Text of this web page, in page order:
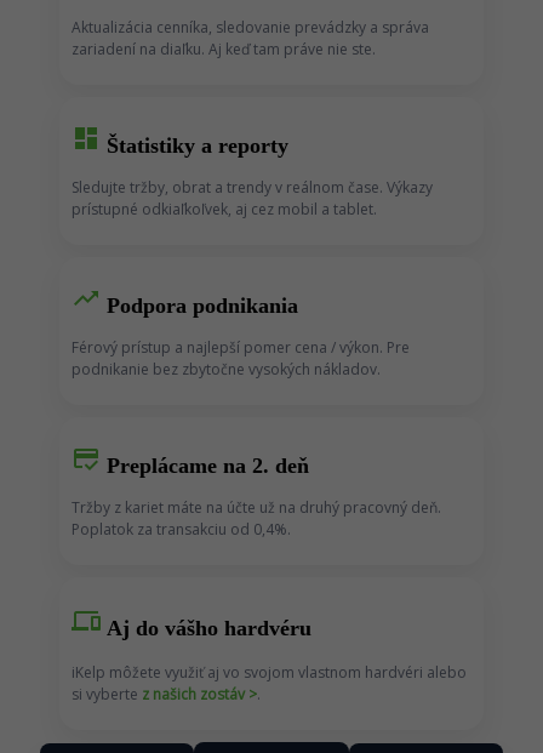
Aktualizácia cenníka, sledovanie prevádzky a správa
zariadení na diaľku. Aj keď tam práve nie ste.
dashboard Štatistiky a reporty
Sledujte tržby, obrat a trendy v reálnom čase. Výkazy
prístupné odkiaľkoľvek, aj cez mobil a tablet.
trending_up Podpora podnikania
Férový prístup a najlepší pomer cena / výkon. Pre
podnikanie bez zbytočne vysokých nákladov.
credit_score Preplácame na 2. deň
Tržby z kariet máte na účte už na druhý pracovný deň.
Poplatok za transakciu od 0,4%.
devices Aj do vášho hardvéru
iKelp môžete využiť aj vo svojom vlastnom hardvéri alebo
si vyberte z našich zostáv >.